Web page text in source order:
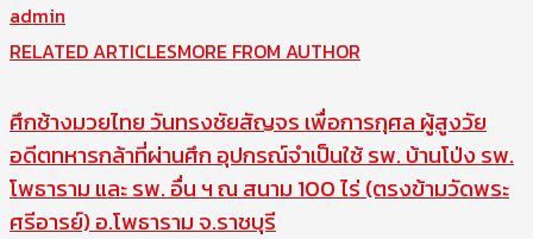
admin
RELATED ARTICLESMORE FROM AUTHOR
ศึกช้างมวยไทย วันทรงชัยสัญจร เพื่อการกุศล ผู้สูงวัย
อดีตทหารกล้าที่ผ่านศึก อุปกรณ์จำเป็นใช้ รพ. บ้านโป่ง รพ.
โพธาราม และ รพ. อื่น ฯ ณ สนาม 100 ไร่ (ตรงข้ามวัดพระ
ศรีอารย์) อ.โพธาราม จ.ราชบุรี